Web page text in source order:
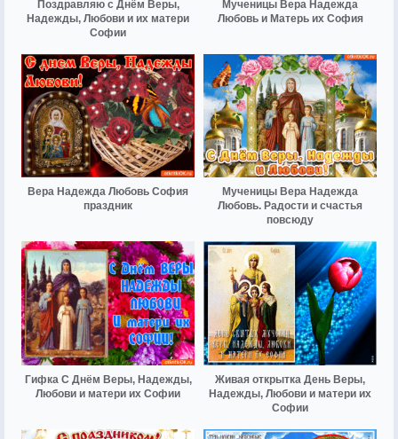
Поздравляю с Днём Веры,
Надежды, Любови и их матери
Софии
Мученицы Вера Надежда
Любовь и Матерь их София
Вера Надежда Любовь София
праздник
Мученицы Вера Надежда
Любовь. Радости и счастья
повсюду
Гифка С Днём Веры, Надежды,
Любови и матери их Софии
Живая открытка День Веры,
Надежды, Любови и матери их
Софии